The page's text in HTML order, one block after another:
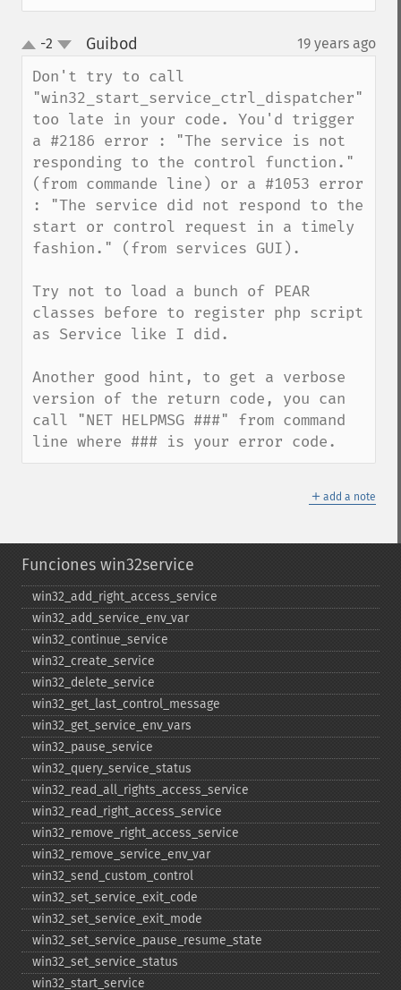
up
down
-2 Guibod 19 years ago
Don't try to call
"win32_start_service_ctrl_dispatcher"
too late in your code. You'd trigger
a #2186 error : "The service is not
responding to the control function."
(from commande line) or a #1053 error
: "The service did not respond to the
start or control request in a timely
fashion." (from services GUI).
Try not to load a bunch of PEAR
classes before to register php script
as Service like I did.
Another good hint, to get a verbose
version of the return code, you can
call "NET HELPMSG ###" from command
line where ### is your error code.
＋ add a note
Funciones win32service
win32_​add_​right_​access_​service
win32_​add_​service_​env_​var
win32_​continue_​service
win32_​create_​service
win32_​delete_​service
win32_​get_​last_​control_​message
win32_​get_​service_​env_​vars
win32_​pause_​service
win32_​query_​service_​status
win32_​read_​all_​rights_​access_​service
win32_​read_​right_​access_​service
win32_​remove_​right_​access_​service
win32_​remove_​service_​env_​var
win32_​send_​custom_​control
win32_​set_​service_​exit_​code
win32_​set_​service_​exit_​mode
win32_​set_​service_​pause_​resume_​state
win32_​set_​service_​status
win32_​start_​service